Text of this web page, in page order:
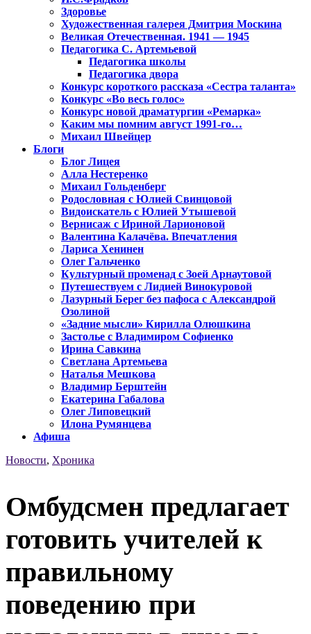
Здоровье
Художественная галерея Дмитрия Москина
Великая Отечественная. 1941 — 1945
Педагогика С. Артемьевой
Педагогика школы
Педагогика двора
Конкурс короткого рассказа «Сестра таланта»
Конкурс «Во весь голос»
Конкурс новой драматургии «Ремарка»
Каким мы помним август 1991-го…
Михаил Швейцер
Блоги
Блог Лицея
Алла Нестеренко
Михаил Гольденберг
Родословная с Юлией Свинцовой
Видоискатель с Юлией Утышевой
Вернисаж с Ириной Ларионовой
Валентина Калачёва. Впечатления
Лариса Хенинен
Олег Гальченко
Культурный променад с Зоей Арнаутовой
Путешествуем с Лидией Винокуровой
Лазурный Берег без пафоса с Александрой
Озолиной
«Задние мысли» Кирилла Олюшкина
Застолье с Владимиром Софиенко
Ирина Савкина
Светлана Артемьева
Наталья Мешкова
Владимир Берштейн
Екатерина Габалова
Олег Липовецкий
Илона Румянцева
Афиша
Новости, Хроника
Омбудсмен предлагает
готовить учителей к
правильному
поведению при